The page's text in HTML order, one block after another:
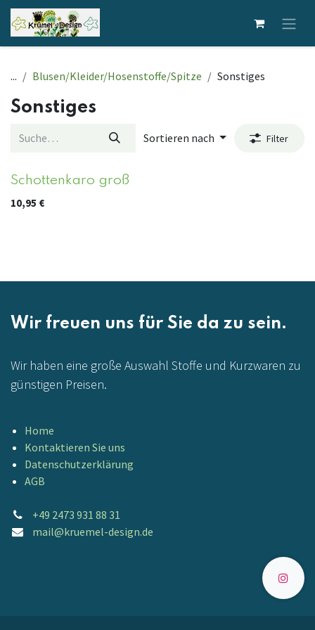
Zum Inhalt springen
... Blusen/Kleider/Hosenstoffe/Spitze Sonstiges
Sonstiges
Sortieren nach Filter
Schottenkaro groß
10,95 €
Wir freuen uns für Sie da zu sein.
Wir haben eine große Auswahl Stoffe und Kurzwaren zu
günstigen Preisen.
Home
Kontaktieren Sie uns
Datenschutzerklärung
AGB
+49 2473 931 88 31
mail@kruemel-design.de